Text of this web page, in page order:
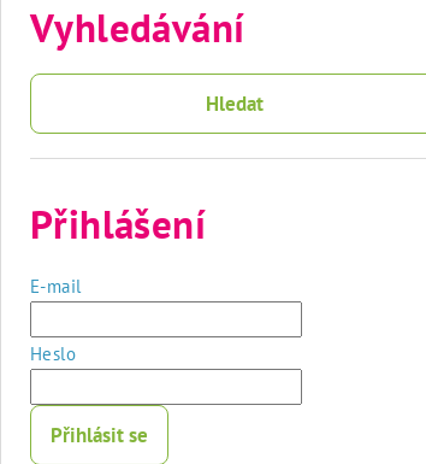
Vyhledávání
Hledat
Přihlášení
E-mail
Heslo
Přihlásit se